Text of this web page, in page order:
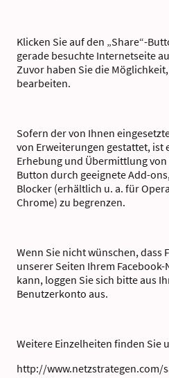
Klicken Sie auf den „Share“-
gerade besuchte Internetseite
Zuvor haben Sie die
bearbeiten.
Sofern der von Ihnen
von Erweiterungen gestattet, ist
Erhebung und Übermittlung von
Button durch geeignete Add-
Blocker (erhältlich u. a. für
Chrome) zu begrenzen.
Wenn Sie nicht wünschen, dass
unserer Seiten Ihrem
kann, loggen Sie sich bitte aus
Benutzerkonto aus.
Weitere Einzelheiten finden Sie
http://www.netzstrategen.com/